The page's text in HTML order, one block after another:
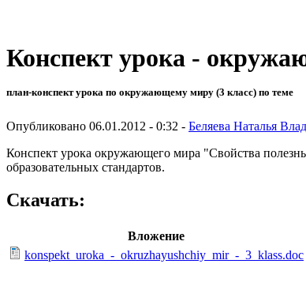
Конспект урока -
план-конспект урока по окружающему миру (3 класс) по теме
Опубликовано 06.01.2012 - 0:32 - Беляева Наталья
Конспект урока окружающего мира "Свойства
образовательных стандартов.
Скачать:
Вложение
konspekt_uroka_-_okruzhayushchiy_mir_-_3_klass.doc